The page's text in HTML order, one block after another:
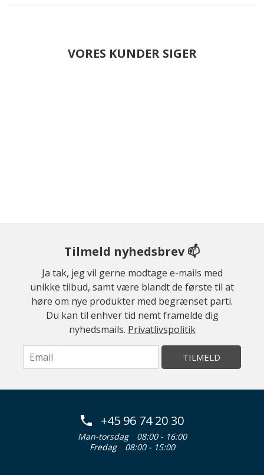
VORES KUNDER SIGER
Tilmeld nyhedsbrev 📫
Ja tak, jeg vil gerne modtage e-mails med
unikke tilbud, samt være blandt de første til at
høre om nye produkter med begrænset parti.
Du kan til enhver tid nemt framelde dig
nyhedsmails. Privatlivspolitik
TILMELD
+45 96 74 20 30
Man-torsdag
08:00 - 16:00
Fredag
08:00 - 15:00